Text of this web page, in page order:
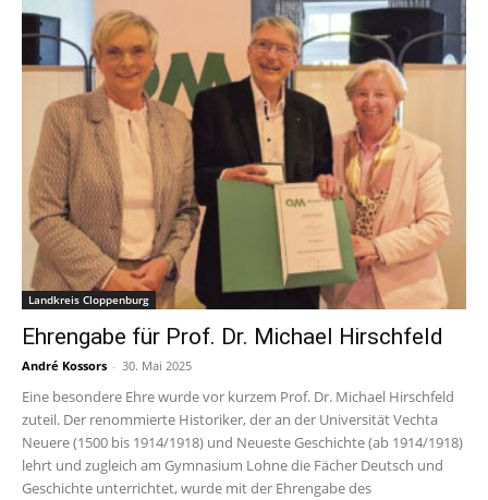
Landkreis Cloppenburg
Ehrengabe für Prof. Dr. Michael Hirschfeld
André Kossors - 30. Mai 2025
Eine besondere Ehre wurde vor kurzem Prof. Dr. Michael Hirschfeld
zuteil. Der renommierte Historiker, der an der Universität Vechta
Neuere (1500 bis 1914/1918) und Neueste Geschichte (ab 1914/1918)
lehrt und zugleich am Gymnasium Lohne die Fächer Deutsch und
Geschichte unterrichtet, wurde mit der Ehrengabe des